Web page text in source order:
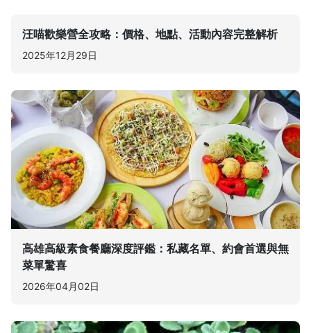
汪喵歡樂營全攻略：價格、地點、活動內容完整解析
2025年12月29日
高雄高級素食餐廳深度評鑑：私藏名單、約會首選與無
菜單驚喜
2026年04月02日